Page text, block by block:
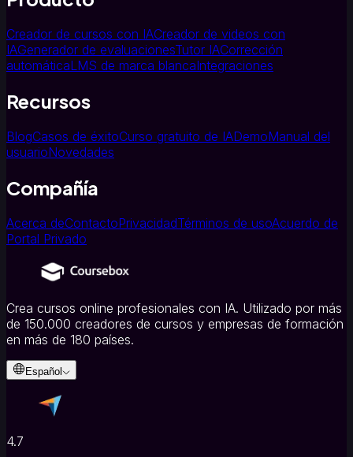
Creador de cursos con IACreador de videos con
IAGenerador de evaluacionesTutor IACorrección
automáticaLMS de marca blancaIntegraciones
Recursos
BlogCasos de éxitoCurso gratuito de IADemoManual del
usuarioNovedades
Compañía
Acerca deContactoPrivacidadTérminos de usoAcuerdo de
Portal Privado
Crea cursos online profesionales con IA. Utilizado por más
de 150.000 creadores de cursos y empresas de formación
en más de 180 países.
Español
4.7